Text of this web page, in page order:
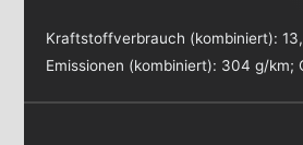
Kraftstoffverbrauch (kombiniert):
Emissionen (kombiniert): 304 g/km;